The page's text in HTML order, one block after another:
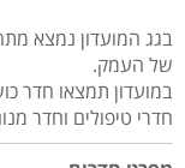
של העמק.
במועדון תמצאו חדר
חדרי טיפולים וחדר